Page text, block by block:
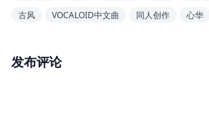
古风
VOCALOID中文曲 同人创作 心华
发布评论